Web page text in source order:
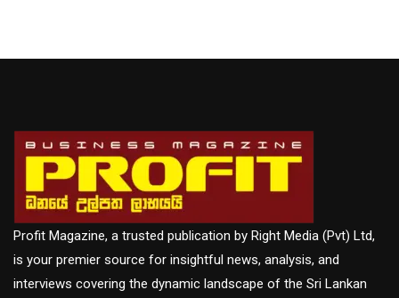
Profit Magazine, a trusted publication by Right Media (Pvt) Ltd,
is your premier source for insightful news, analysis, and
interviews covering the dynamic landscape of the Sri Lankan